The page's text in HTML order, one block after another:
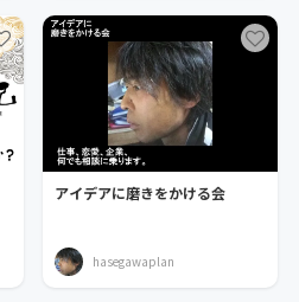
アイデアに磨きをかける会
hasegawaplan